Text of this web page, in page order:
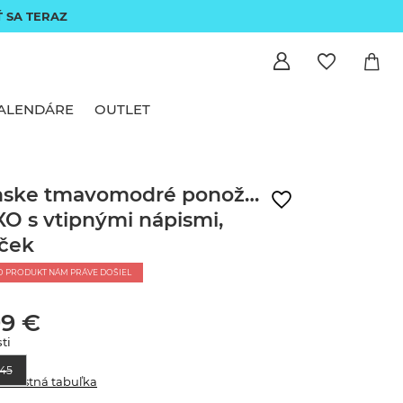
SA TERAZ
OUTLET
tmavomodré ponožky
s vtipnými nápismi,
PRODUKT NÁM PRÁVE DOŠIEL
€
tabuľka